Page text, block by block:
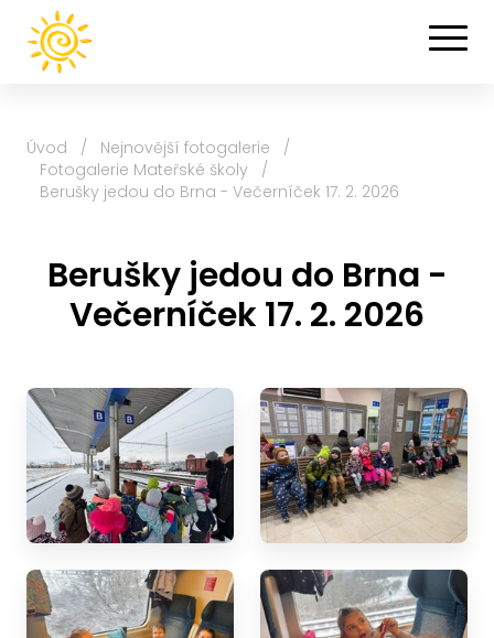
Úvod / Nejnovější fotogalerie
/
Fotogalerie Mateřské školy
/
Berušky jedou do Brna - Večerníček 17. 2. 2026
Berušky jedou do Brna -
Večerníček 17. 2. 2026